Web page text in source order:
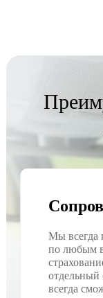
Мы всегда
по любым
отдельный
всегда